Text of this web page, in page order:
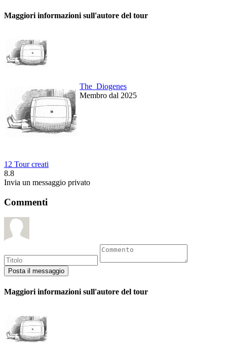
Maggiori informazioni sull'autore del tour
The_Diogenes
Membro dal 2025
12 Tour creati
8.8
Invia un messaggio privato
Commenti
Maggiori informazioni sull'autore del tour